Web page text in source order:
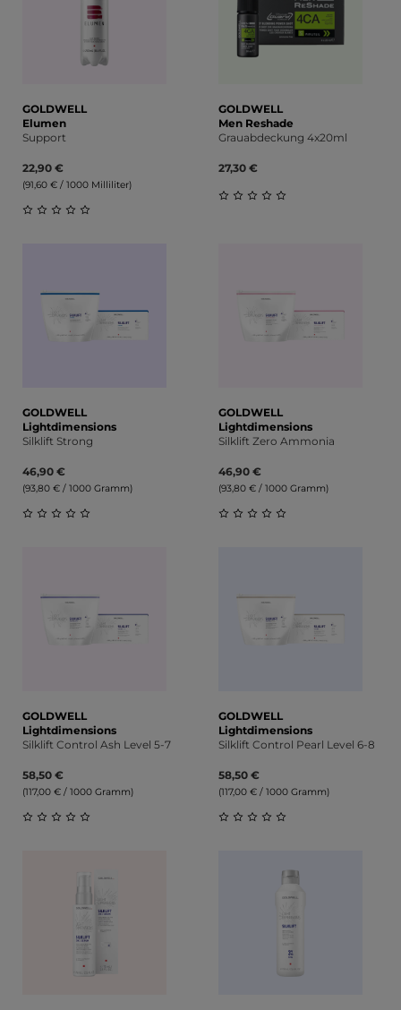
GOLDWELL
Elumen
Support
22,90 €
(91,60 € / 1000 Milliliter)
GOLDWELL
Men Reshade
Grauabdeckung 4x20ml
27,30 €
GOLDWELL
Lightdimensions
Silklift Strong
46,90 €
(93,80 € / 1000 Gramm)
GOLDWELL
Lightdimensions
Silklift Zero Ammonia
46,90 €
(93,80 € / 1000 Gramm)
GOLDWELL
Lightdimensions
Silklift Control Ash Level 5-7
58,50 €
(117,00 € / 1000 Gramm)
GOLDWELL
Lightdimensions
Silklift Control Pearl Level 6-8
58,50 €
(117,00 € / 1000 Gramm)